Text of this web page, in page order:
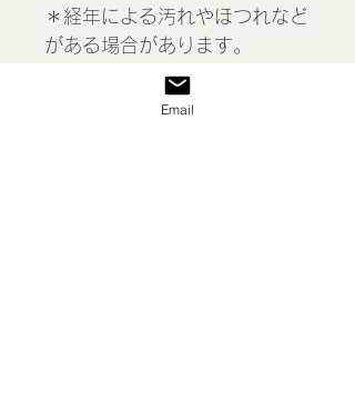
＊経年による汚れやほつれなど
がある場合があります。
＊こちらの商品はレターパック
かゆうパケット(追跡あり、保
Email